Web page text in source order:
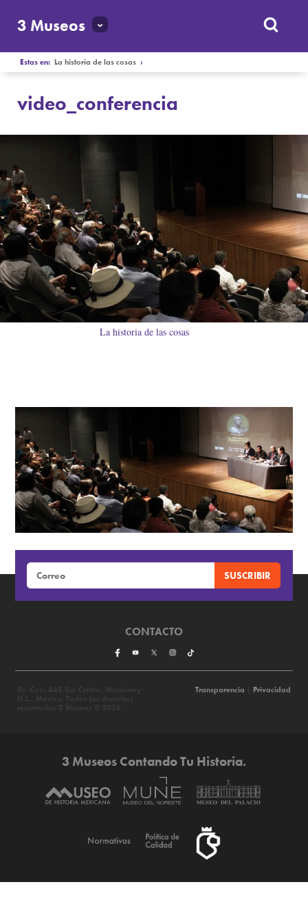
3 Museos
Estas en:La historia de las cosas ›
video_conferencia
La historia de las cosas
CONTACTO
Transparencia Privacidad
3 Museos Contando Tu Historia.